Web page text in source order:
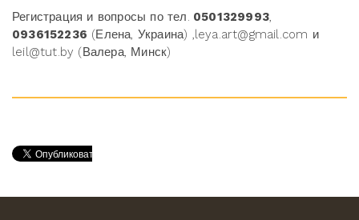
Регистрация и вопросы по тел. 0501329993,
0936152236 (Елена, Украина) ,leya.art@gmail.com и
leil@tut.by (Валера, Минск)